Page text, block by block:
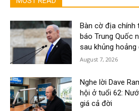
Bàn cờ địa chính
báo Trung Quốc
sau khủng hoảng
August 7, 2026
Nghe lời Dave
hội ở tuổi 62:
giá cả đời